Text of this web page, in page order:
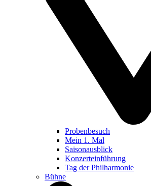
Probenbesuch
Mein 1. Mal
Saisonausblick
Konzerteinführung
Tag der Philharmonie
Bühne